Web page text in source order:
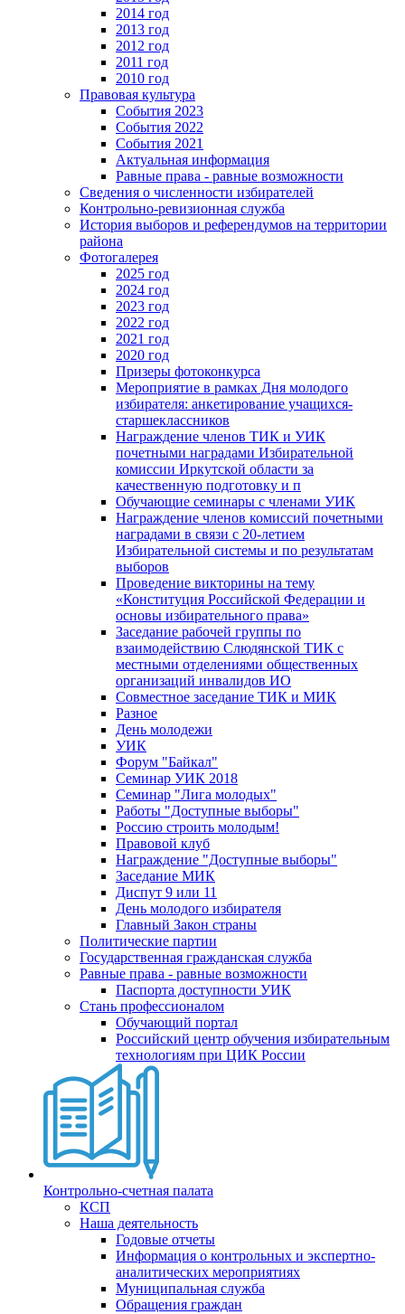
2014 год
2013 год
2012 год
2011 год
2010 год
Правовая культура
События 2023
События 2022
События 2021
Актуальная информация
Равные права - равные возможности
Сведения о численности избирателей
Контрольно-ревизионная служба
История выборов и референдумов на территории
района
Фотогалерея
2025 год
2024 год
2023 год
2022 год
2021 год
2020 год
Призеры фотоконкурса
Мероприятие в рамках Дня молодого
избирателя: анкетирование учащихся-
старшеклассников
Награждение членов ТИК и УИК
почетными наградами Избирательной
комиссии Иркутской области за
качественную подготовку и п
Обучающие семинары с членами УИК
Награждение членов комиссий почетными
наградами в связи с 20-летием
Избирательной системы и по результатам
выборов
Проведение викторины на тему
«Конституция Российской Федерации и
основы избирательного права»
Заседание рабочей группы по
взаимодействию Слюдянской ТИК с
местными отделениями общественных
организаций инвалидов ИО
Совместное заседание ТИК и МИК
Разное
День молодежи
УИК
Форум "Байкал"
Семинар УИК 2018
Семинар "Лига молодых"
Работы "Доступные выборы"
Россию строить молодым!
Правовой клуб
Награждение "Доступные выборы"
Заседание МИК
Диспут 9 или 11
День молодого избирателя
Главный Закон страны
Политические партии
Государственная гражданская служба
Равные права - равные возможности
Паспорта доступности УИК
Стань профессионалом
Обучающий портал
Российский центр обучения избирательным
технологиям при ЦИК России
Контрольно-счетная палата
КСП
Наша деятельность
Годовые отчеты
Информация о контрольных и экспертно-
аналитических мероприятиях
Муниципальная служба
Обращения граждан